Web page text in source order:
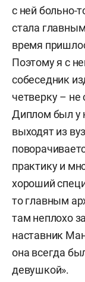
с ней больно-
стала
время
Поэтому я с
собеседник
четверку – не
Диплом был у
выходят из
практику и
хороший
то главным
там неплохо
наставник
она всегда
девушкой».